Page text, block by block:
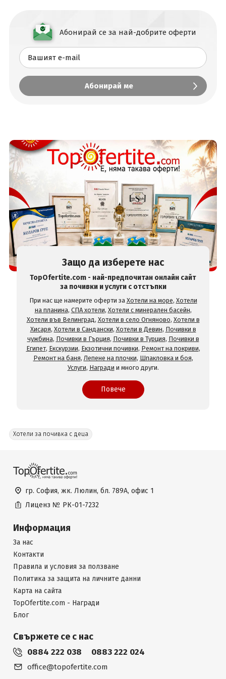
Абонирай се за най-добрите оферти
Защо да изберете нас
TopOfertite.com - най-предпочитан онлайн сайт
за почивки и услуги с отстъпки
При нас ще намерите оферти за Хотели на море, Хотели
на планина, СПА хотели, Хотели с минерален басейн,
Хотели във Велинград, Хотели в село Огняново, Хотели в
Хисаря, Хотели в Сандански, Хотели в Девин, Почивки в
чужбина, Почивки в Гърция, Почивки в Турция, Почивки в
Египет, Екскурзии, Екзотични почивки, Ремонт на покриви,
Ремонт на баня, Лепене на плочки, Шпакловка и боя,
Услуги, Награди и много други.
Повече
Хотели за почивка с деца
гр. София, жк. Люлин, бл. 789А, офис 1
Лиценз № РК-01-7232
Информация
За нас
Контакти
Правила и условия за ползване
Политика за защита на личните данни
Карта на сайта
TopOfertite.com - Награди
Блог
Свържете се с нас
0884 222 038 0883 222 024
office@topofertite.com